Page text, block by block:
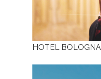
HOTEL BOLOGNA